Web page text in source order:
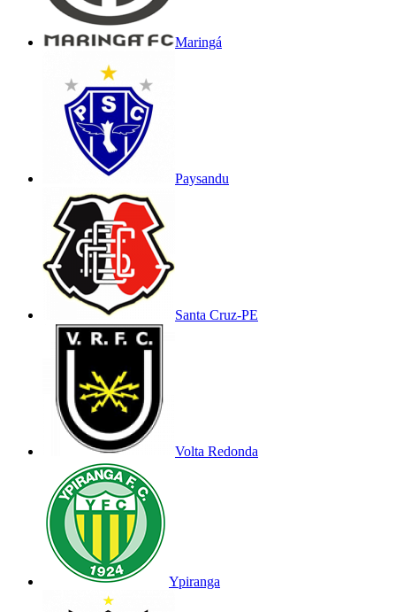
Maringá
Paysandu
Santa Cruz-PE
Volta Redonda
Ypiranga